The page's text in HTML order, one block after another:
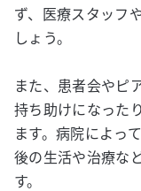
ず、医療スタッフ
しょう。
また、患者会やピ
持ち助けになった
ます。病院によっ
後の生活や治療な
す。